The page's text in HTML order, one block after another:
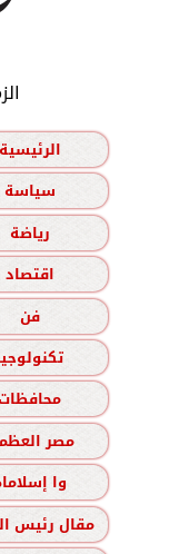
الرئيسية
سياسة
رياضة
اقتصاد
فن
مصر
وا
مقال رئيس